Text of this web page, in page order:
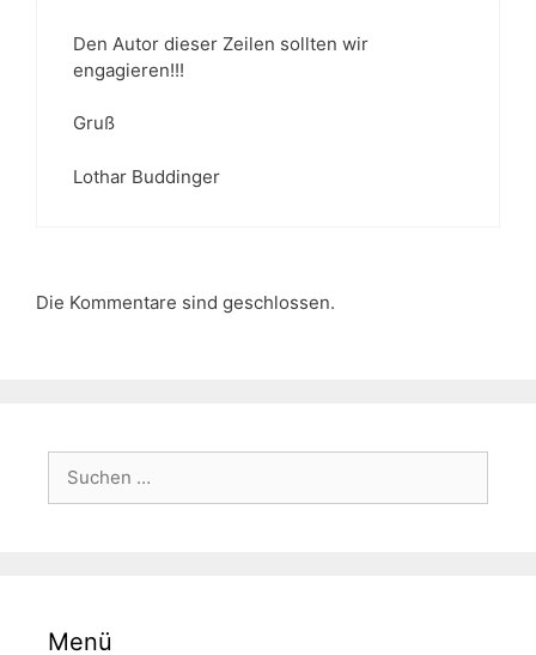
Den Autor dieser Zeilen sollten wir
engagieren!!!
Gruß
Lothar Buddinger
Die Kommentare sind geschlossen.
Menü